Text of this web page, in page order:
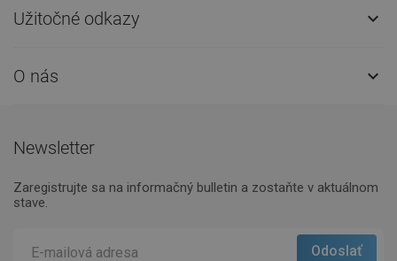
Užitočné odkazy 
O nás 
Newsletter
Zaregistrujte sa na informačný bulletin a zostaňte v aktuálnom
stave.